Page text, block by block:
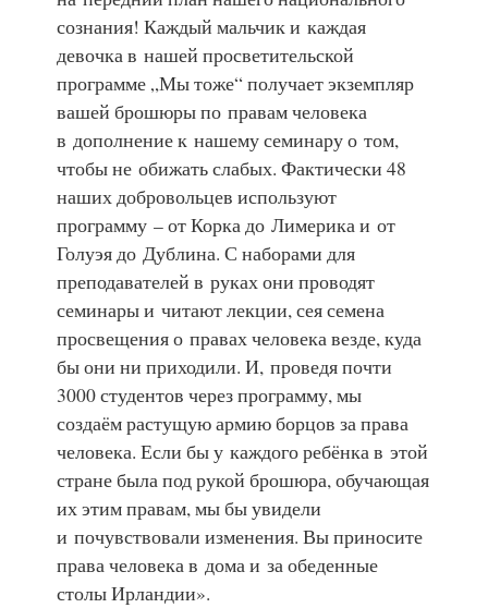
сознания! Каждый мальчик и каждая
девочка в нашей просветительской
программе „Мы тоже“ получает экземпляр
вашей брошюры по правам человека
в дополнение к нашему семинару о том,
чтобы не обижать слабых. Фактически 48
наших добровольцев используют
программу – от Корка до Лимерика и от
Голуэя до Дублина. С наборами для
преподавателей в руках они проводят
семинары и читают лекции, сея семена
просвещения о правах человека везде, куда
бы они ни приходили. И, проведя почти
3000 студентов через программу, мы
создаём растущую армию борцов за права
человека. Если бы у каждого ребёнка в этой
стране была под рукой брошюра, обучающая
их этим правам, мы бы увидели
и почувствовали изменения. Вы приносите
права человека в дома и за обеденные
столы Ирландии».